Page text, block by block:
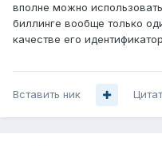
вполне можно
биллинге вообще только
качестве его
Вставить ник